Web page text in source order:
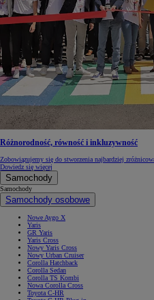
Różnorodność, równość i inkluzywność
Zobowiązujemy się do stworzenia najbardziej
Dowiedz się więcej
Samochody
Samochody
Samochody osobowe
Nowe Aygo X
Yaris
GR Yaris
Yaris Cross
Nowy Yaris Cross
Nowy Urban Cruiser
Corolla Hatchback
Corolla Sedan
Corolla TS Kombi
Nowa Corolla Cross
Toyota C-HR